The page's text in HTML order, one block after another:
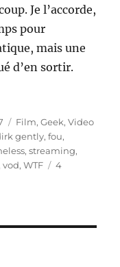
Je l’accorde,
pour
mais une
d’en sortir.
Catégories
Film,Geek,Video
gently,fou,
,streaming,
,vod,WTF
4